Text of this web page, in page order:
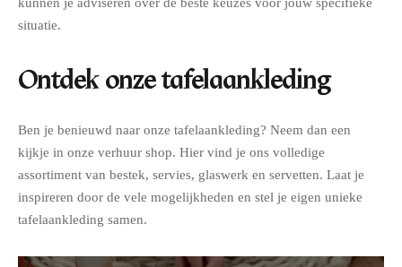
situatie.
Ontdek onze tafelaankleding
Ben je benieuwd naar onze tafelaankleding? Neem dan een
kijkje in onze verhuur shop. Hier vind je ons volledige
assortiment van bestek, servies, glaswerk en servetten. Laat je
inspireren door de vele mogelijkheden en stel je eigen unieke
tafelaankleding samen.